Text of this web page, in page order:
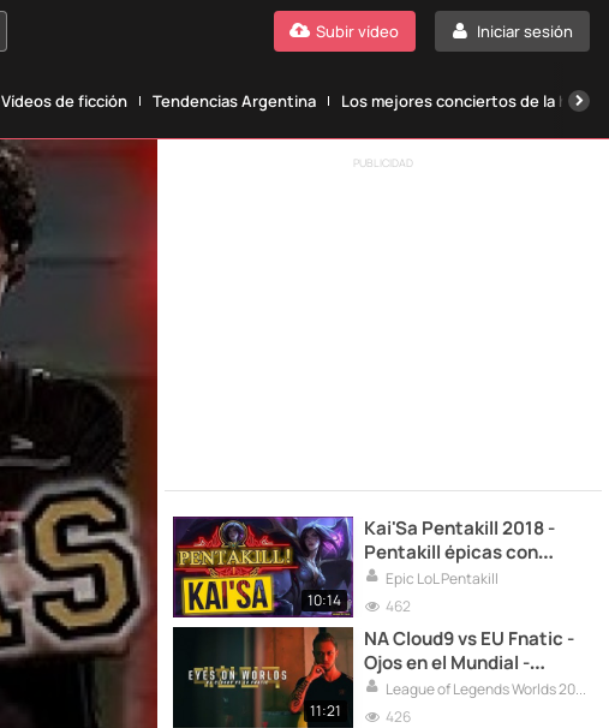
Iniciar sesión
Subir vídeo
Vídeos de ficción Tendencias Argentina Los mejores conciertos de la
PUBLICIDAD
10:14
Kai'Sa Pentakill 2018 -
Pentakill épicas con
Kai'Sa - League of
Legends
Epic LoL Pentakill
462
11:21
NA Cloud9 vs EU Fnatic -
Ojos en el Mundial -
Semifinales Mundial 2018League of Legends Worlds 2018
426